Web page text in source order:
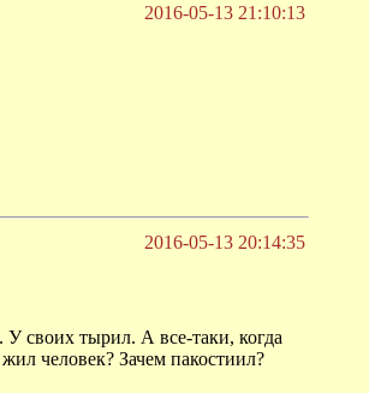
2016-05-13 21:10:13
2016-05-13 20:14:35
своих тырил. А все-таки, когда
человек? Зачем пакостиил?